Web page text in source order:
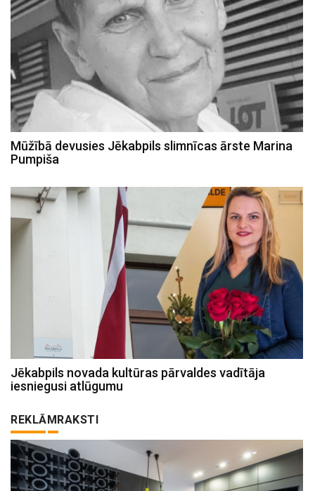
Mūžībā devusies Jēkabpils slimnīcas ārste Marina
Pumpiša
Jēkabpils novada kultūras pārvaldes vadītāja
iesniegusi atlūgumu
REKLĀMRAKSTI